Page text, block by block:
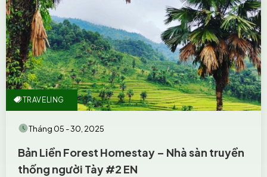
TRAVELING
Tháng 05 - 30, 2025
Bản Liền Forest Homestay – Nhà sàn truyền
thống người Tày #2 EN